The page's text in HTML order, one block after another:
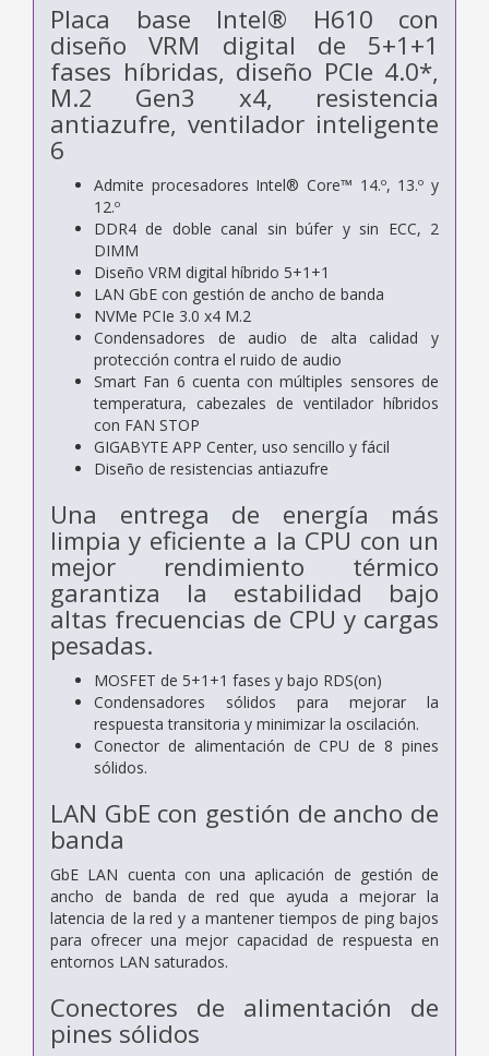
Placa base Intel® H610 con
diseño VRM digital de 5+1+1
fases híbridas, diseño PCIe 4.0*,
M.2 Gen3 x4, resistencia
antiazufre, ventilador inteligente
6
Admite procesadores Intel® Core™ 14.º, 13.º y
12.º
DDR4 de doble canal sin búfer y sin ECC, 2
DIMM
Diseño VRM digital híbrido 5+1+1
LAN GbE con gestión de ancho de banda
NVMe PCIe 3.0 x4 M.2
Condensadores de audio de alta calidad y
protección contra el ruido de audio
Smart Fan 6 cuenta con múltiples sensores de
temperatura, cabezales de ventilador híbridos
con FAN STOP
GIGABYTE APP Center, uso sencillo y fácil
Diseño de resistencias antiazufre
Una entrega de energía más
limpia y eficiente a la CPU con un
mejor rendimiento térmico
garantiza la estabilidad bajo
altas frecuencias de CPU y cargas
pesadas.
MOSFET de 5+1+1 fases y bajo RDS(on)
Condensadores sólidos para mejorar la
respuesta transitoria y minimizar la oscilación.
Conector de alimentación de CPU de 8 pines
sólidos.
LAN GbE con gestión de ancho de
banda
GbE LAN cuenta con una aplicación de gestión de
ancho de banda de red que ayuda a mejorar la
latencia de la red y a mantener tiempos de ping bajos
para ofrecer una mejor capacidad de respuesta en
entornos LAN saturados.
Conectores de alimentación de
pines sólidos